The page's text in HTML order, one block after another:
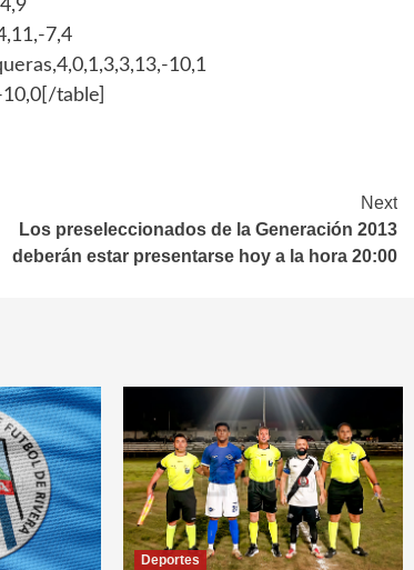
7,4
10,1
table]
Next
Los preseleccionados de la Generación 2013
deberán estar presentarse hoy a la hora 20:00
Deportes